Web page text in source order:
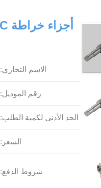
الاسم التجاري:
رقم الموديل:
الحد الأدنى لكمية الطلب:
السعر:
شروط الدفع: